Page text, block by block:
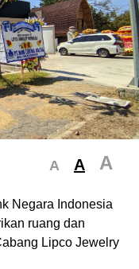
A A A
Negara Indonesia
ruang dan
Lipco Jewelry